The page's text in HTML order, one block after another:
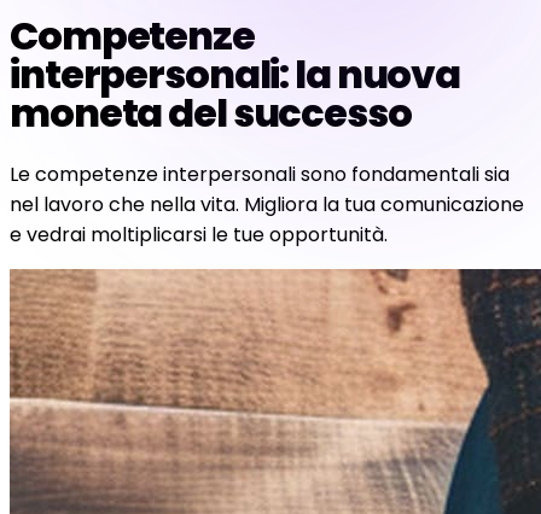
Competenze
interpersonali: la nuova
moneta del successo
Le competenze interpersonali sono fondamentali sia
nel lavoro che nella vita. Migliora la tua comunicazione
e vedrai moltiplicarsi le tue opportunità.